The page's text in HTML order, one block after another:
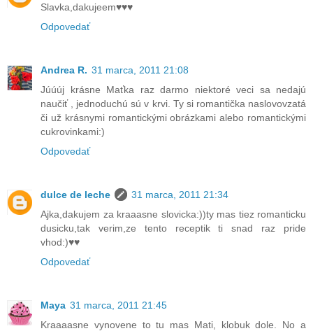
Slavka,dakujeem♥♥♥
Odpovedať
Andrea R. 31 marca, 2011 21:08
Júúúj krásne Maťka raz darmo niektoré veci sa nedajú
naučiť , jednoduchú sú v krvi. Ty si romantička naslovovzatá
či už krásnymi romantickými obrázkami alebo romantickými
cukrovinkami:)
Odpovedať
dulce de leche
31 marca, 2011 21:34
Ajka,dakujem za kraaasne slovicka:))ty mas tiez romanticku
dusicku,tak verim,ze tento receptik ti snad raz pride
vhod:)♥♥
Odpovedať
Maya 31 marca, 2011 21:45
Kraaaasne vynovene to tu mas Mati, klobuk dole. No a